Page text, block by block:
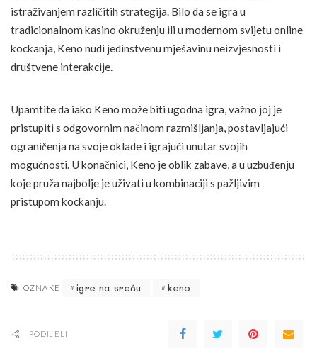
istraživanjem različitih strategija. Bilo da se igra u
tradicionalnom kasino okruženju ili u modernom svijetu online
kockanja, Keno nudi jedinstvenu mješavinu neizvjesnosti i
društvene interakcije.
Upamtite da iako Keno može biti ugodna igra, važno joj je
pristupiti s odgovornim načinom razmišljanja, postavljajući
ograničenja na svoje oklade i igrajući unutar svojih
mogućnosti. U konačnici, Keno je oblik zabave, a u uzbuđenju
koje pruža najbolje je uživati u kombinaciji s pažljivim
pristupom kockanju.
OZNAKE igre na sreću keno
PODIJELI